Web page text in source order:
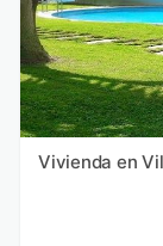
Vivienda en